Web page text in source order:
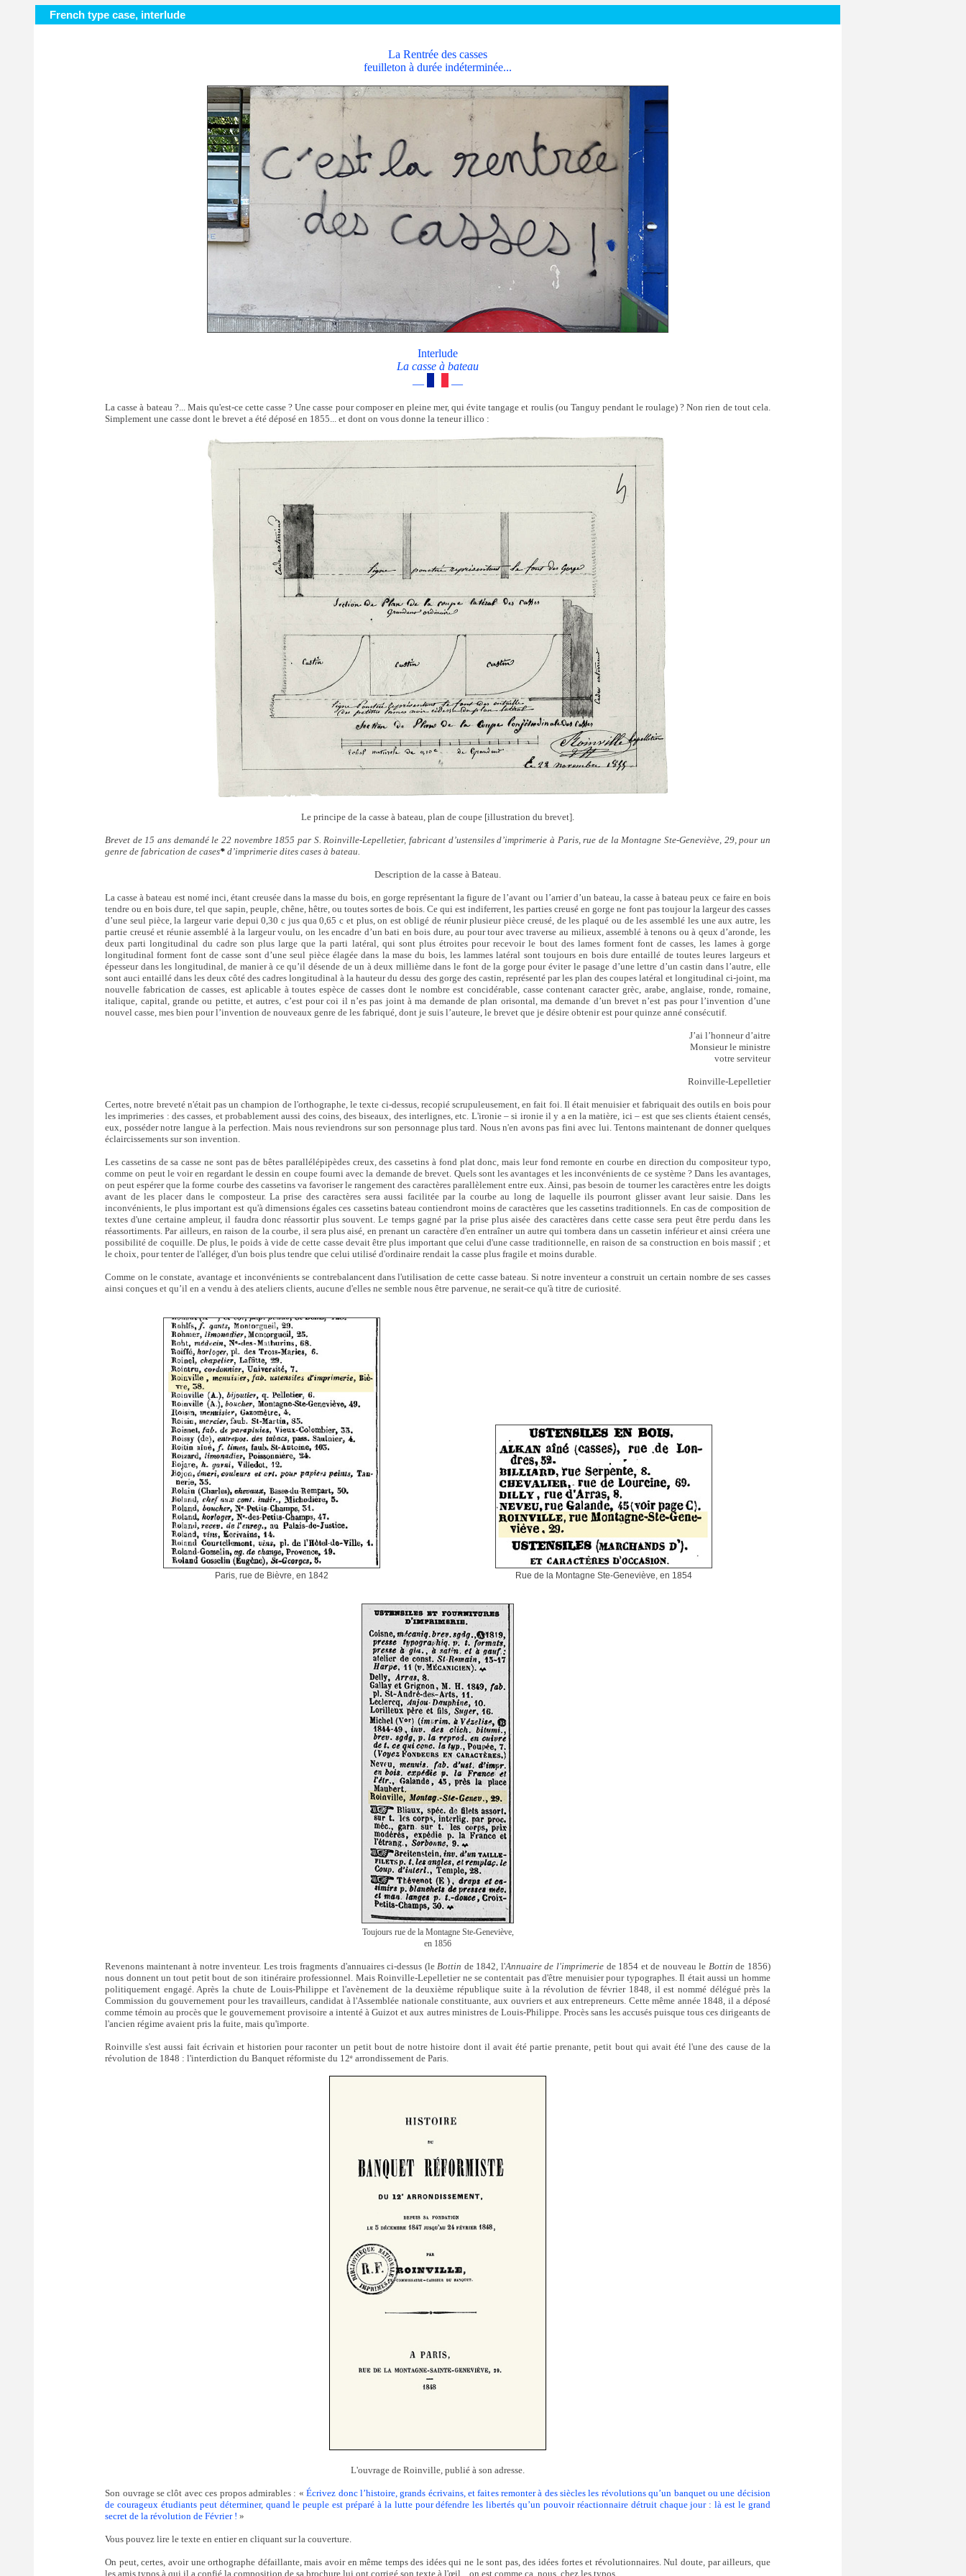
French type case, interlude
La Rentrée des casses
feuilleton à durée indéterminée...
Interlude
La casse à bateau
—
—
La casse à bateau ?... Mais qu'est-ce cette casse ? Une casse pour composer en pleine mer, qui évite tangage et roulis (ou Tanguy pendant le roulage) ? Non rien de tout cela.
Simplement une casse dont le brevet a été déposé en 1855... et dont on vous donne la teneur illico :
Le principe de la casse à bateau, plan de coupe [illustration du brevet].
Brevet de 15 ans demandé le 22 novembre 1855 par S. Roinville-Lepelletier, fabricant d’ustensiles d’imprimerie à Paris, rue de la Montagne Ste-Geneviève, 29, pour un
genre de fabrication de cases* d’imprimerie dites cases à bateau.
Description de la casse à Bateau.
La casse à bateau est nomé inci, étant creusée dans la masse du bois, en gorge représentant la figure de l’avant ou l’arrier d’un bateau, la casse à bateau peux ce faire en bois
tendre ou en bois dure, tel que sapin, peuple, chêne, hêtre, ou toutes sortes de bois. Ce qui est indiferrent, les parties creusé en gorge ne font pas toujour la largeur des casses
d’une seul pièce, la largeur varie depui 0,30 c jus qua 0,65 c et plus, on est obligé de réunir plusieur pièce creusé, de les plaqué ou de les assemblé les une aux autre, les
partie creusé et réunie assemblé à la largeur voulu, on les encadre d’un bati en bois dure, au pour tour avec traverse au milieux, assemblé à tenons ou à qeux d’aronde, les
deux parti longitudinal du cadre son plus large que la parti latéral, qui sont plus étroites pour recevoir le bout des lames forment font de casses, les lames à gorge
longitudinal forment font de casse sont d’une seul pièce élagée dans la mase du bois, les lammes latéral sont toujours en bois dure entaillé de toutes leures largeurs et
épesseur dans les longitudinal, de manier à ce qu’il désende de un à deux millième dans le font de la gorge pour éviter le pasage d’une lettre d’un castin dans l’autre, elle
sont auci entaillé dans les deux côté des cadres longitudinal à la hauteur du dessu des gorge des castin, représenté par les plan des coupes latéral et longitudinal ci-joint, ma
nouvelle fabrication de casses, est aplicable à toutes espèce de casses dont le nombre est concidérable, casse contenant caracter grèc, arabe, anglaise, ronde, romaine,
italique, capital, grande ou petitte, et autres, c’est pour coi il n’es pas joint à ma demande de plan orisontal, ma demande d’un brevet n’est pas pour l’invention d’une
nouvel casse, mes bien pour l’invention de nouveaux genre de les fabriqué, dont je suis l’auteure, le brevet que je désire obtenir est pour quinze anné consécutif.
J’ai l’honneur d’aitre
Monsieur le ministre
votre serviteur
Roinville-Lepelletier
Certes, notre breveté n'était pas un champion de l'orthographe, le texte ci-dessus, recopié scrupuleusement, en fait foi. Il était menuisier et fabriquait des outils en bois pour
les imprimeries : des casses, et probablement aussi des coins, des biseaux, des interlignes, etc. L'ironie – si ironie il y a en la matière, ici – est que ses clients étaient censés,
eux, posséder notre langue à la perfection. Mais nous reviendrons sur son personnage plus tard. Nous n'en avons pas fini avec lui. Tentons maintenant de donner quelques
éclaircissements sur son invention.
Les cassetins de sa casse ne sont pas de bêtes parallélépipèdes creux, des cassetins à fond plat donc, mais leur fond remonte en courbe en direction du compositeur typo,
comme on peut le voir en regardant le dessin en coupe fourni avec la demande de brevet. Quels sont les avantages et les inconvénients de ce système ? Dans les avantages,
on peut espérer que la forme courbe des cassetins va favoriser le rangement des caractères parallèlement entre eux. Ainsi, pas besoin de tourner les caractères entre les doigts
avant de les placer dans le composteur. La prise des caractères sera aussi facilitée par la courbe au long de laquelle ils pourront glisser avant leur saisie. Dans les
inconvénients, le plus important est qu'à dimensions égales ces cassetins bateau contiendront moins de caractères que les cassetins traditionnels. En cas de composition de
textes d'une certaine ampleur, il faudra donc réassortir plus souvent. Le temps gagné par la prise plus aisée des caractères dans cette casse sera peut être perdu dans les
réassortiments. Par ailleurs, en raison de la courbe, il sera plus aisé, en prenant un caractère d'en entraîner un autre qui tombera dans un cassetin inférieur et ainsi créera une
possibilité de coquille. De plus, le poids à vide de cette casse devait être plus important que celui d'une casse traditionnelle, en raison de sa construction en bois massif ; et
le choix, pour tenter de l'alléger, d'un bois plus tendre que celui utilisé d'ordinaire rendait la casse plus fragile et moins durable.
Comme on le constate, avantage et inconvénients se contrebalancent dans l'utilisation de cette casse bateau. Si notre inventeur a construit un certain nombre de ses casses
ainsi conçues et qu’il en a vendu à des ateliers clients, aucune d'elles ne semble nous être parvenue, ne serait-ce qu'à titre de curiosité.
Paris, rue de Bièvre, en 1842 Rue de la Montagne Ste-Geneviève, en 1854
Toujours rue de la Montagne Ste-Geneviève,
en 1856
Revenons maintenant à notre inventeur. Les trois fragments d'annuaires ci-dessus (leBottin de 1842, l'Annuaire de l'imprimeriede 1854 et de nouveau le Bottin de 1856)
nous donnent un tout petit bout de son itinéraire professionnel. Mais Roinville-Lepelletier ne se contentait pas d'être menuisier pour typographes. Il était aussi un homme
politiquement engagé. Après la chute de Louis-Philippe et l'avènement de la deuxième république suite à la révolution de février 1848, il est nommé délégué près la
Commission du gouvernement pour les travailleurs, candidat à l'Assemblée nationale constituante, aux ouvriers et aux entrepreneurs. Cette même année 1848, il a déposé
comme témoin au procès que le gouvernement provisoire a intenté à Guizot et aux autres ministres de Louis-Philippe. Procès sans les accusés puisque tous ces dirigeants de
l'ancien régime avaient pris la fuite, mais qu'importe.
Roinville s'est aussi fait écrivain et historien pour raconter un petit bout de notre histoire dont il avait été partie prenante, petit bout qui avait été l'une des cause de la
révolution de 1848 : l'interdiction du Banquet réformiste du 12e arrondissement de Paris.
L'ouvrage de Roinville, publié à son adresse.
Son ouvrage se clôt avec ces propos admirables : «Écrivez donc l’histoire, grands écrivains, et faites remonter à des siècles les révolutions qu’un banquet ou une décision
de courageux étudiants peut déterminer, quand le peuple est préparé à la lutte pour défendre les libertés qu’un pouvoir réactionnaire détruit chaque jour : là est le grand
secret de la révolution de Février ! »
Vous pouvez lire le texte en entier en cliquant sur la couverture.
On peut, certes, avoir une orthographe défaillante, mais avoir en même temps des idées qui ne le sont pas, des idées fortes et révolutionnaires. Nul doute, par ailleurs, que
les amis typos à qui il a confié la composition de sa brochure lui ont corrigé son texte à l'œil... on est comme ça, nous, chez les typos...